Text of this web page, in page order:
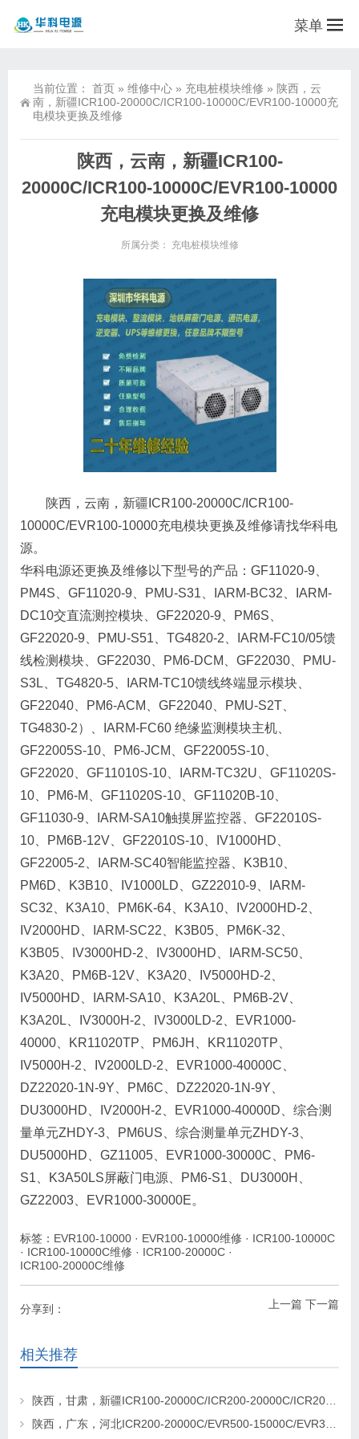
菜单
当前位置： 首页 » 维修中心 » 充电桩模块维修 » 陕西，云
南，新疆ICR100-20000C/ICR100-10000C/EVR100-10000充
电模块更换及维修
陕西，云南，新疆ICR100-
20000C/ICR100-10000C/EVR100-10000
充电模块更换及维修
所属分类： 充电桩模块维修
陕西，云南，新疆ICR100-20000C/ICR100-
10000C/EVR100-10000充电模块更换及维修请找华科电
源。
华科电源还更换及维修以下型号的产品：GF11020-9、
PM4S、GF11020-9、PMU-S31、IARM-BC32、IARM-
DC10交直流测控模块、GF22020-9、PM6S、
GF22020-9、PMU-S51、TG4820-2、IARM-FC10/05馈
线检测模块、GF22030、PM6-DCM、GF22030、PMU-
S3L、TG4820-5、IARM-TC10馈线终端显示模块、
GF22040、PM6-ACM、GF22040、PMU-S2T、
TG4830-2）、IARM-FC60 绝缘监测模块主机、
GF22005S-10、PM6-JCM、GF22005S-10、
GF22020、GF11010S-10、IARM-TC32U、GF11020S-
10、PM6-M、GF11020S-10、GF11020B-10、
GF11030-9、IARM-SA10触摸屏监控器、GF22010S-
10、PM6B-12V、GF22010S-10、IV1000HD、
GF22005-2、IARM-SC40智能监控器、K3B10、
PM6D、K3B10、IV1000LD、GZ22010-9、IARM-
SC32、K3A10、PM6K-64、K3A10、IV2000HD-2、
IV2000HD、IARM-SC22、K3B05、PM6K-32、
K3B05、IV3000HD-2、IV3000HD、IARM-SC50、
K3A20、PM6B-12V、K3A20、IV5000HD-2、
IV5000HD、IARM-SA10、K3A20L、PM6B-2V、
K3A20L、IV3000H-2、IV3000LD-2、EVR1000-
40000、KR11020TP、PM6JH、KR11020TP、
IV5000H-2、IV2000LD-2、EVR1000-40000C、
DZ22020-1N-9Y、PM6C、DZ22020-1N-9Y、
DU3000HD、IV2000H-2、EVR1000-40000D、综合测
量单元ZHDY-3、PM6US、综合测量单元ZHDY-3、
DU5000HD、GZ11005、EVR1000-30000C、PM6-
S1、K3A50LS屏蔽门电源、PM6-S1、DU3000H、
GZ22003、EVR1000-30000E。
标签： EVR100-10000 · EVR100-10000维修 · ICR100-10000C
· ICR100-10000C维修 · ICR100-20000C ·
ICR100-20000C维修
上一篇 下一篇
分享到：
相关推荐